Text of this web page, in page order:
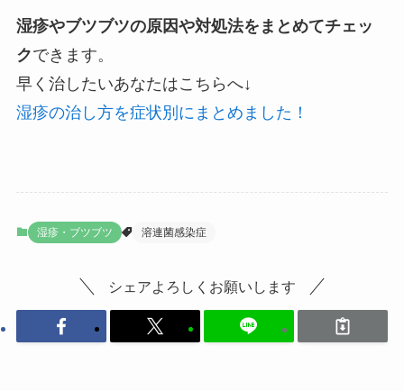
湿疹やブツブツの原因や対処法をまとめてチェッ
クできます。
早く治したいあなたはこちらへ↓
湿疹の治し方を症状別にまとめました！
湿疹・ブツブツ 溶連菌感染症
シェアよろしくお願いします